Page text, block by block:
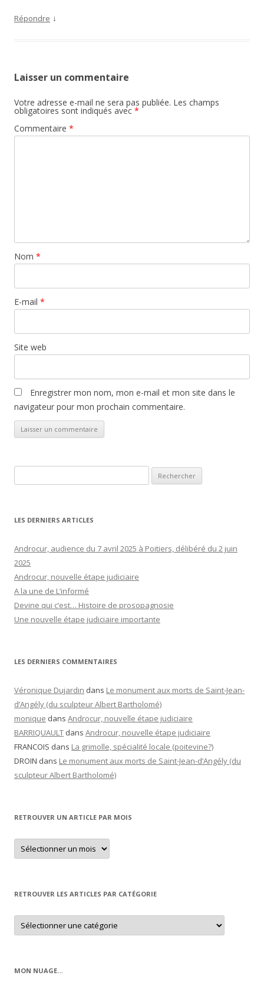
Répondre ↓
Laisser un commentaire
Votre adresse e-mail ne sera pas publiée. Les champs
obligatoires sont indiqués avec *
Commentaire *
Nom *
E-mail *
Site web
Enregistrer mon nom, mon e-mail et mon site dans le
navigateur pour mon prochain commentaire.
LES DERNIERS ARTICLES
Androcur, audience du 7 avril 2025 à Poitiers, délibéré du 2 juin
2025
Androcur, nouvelle étape judiciaire
A la une de L’informé
Devine qui c’est… Histoire de prosopagnosie
Une nouvelle étape judiciaire importante
LES DERNIERS COMMENTAIRES
Véronique Dujardin dans Le monument aux morts de Saint-Jean-
d’Angély (du sculpteur Albert Bartholomé)
monique dans Androcur, nouvelle étape judiciaire
BARRIQUAULT dans Androcur, nouvelle étape judiciaire
FRANCOIS dans La grimolle, spécialité locale (poitevine?)
DROIN dans Le monument aux morts de Saint-Jean-d’Angély (du
sculpteur Albert Bartholomé)
RETROUVER UN ARTICLE PAR MOIS
Retrouver
un
article
RETROUVER LES ARTICLES PAR CATÉGORIE
Retrouver
les
articles
MON NUAGE…